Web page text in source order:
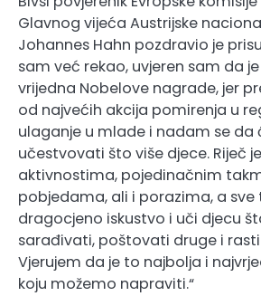
Glavnog vijeća Austrijske
Johannes Hahn pozdravio je
sam već rekao, uvjeren sam da
vrijedna Nobelove nagrade, jer
od najvećih akcija pomirenja u
ulaganje u mlade i nadam se da
učestvovati što više djece. Riječ
aktivnostima, pojedinačnim
pobjedama, ali i porazima, a sve
dragocjeno iskustvo i uči djecu
sarađivati, poštovati druge i
Vjerujem da je to najbolja i
koju možemo napraviti.“